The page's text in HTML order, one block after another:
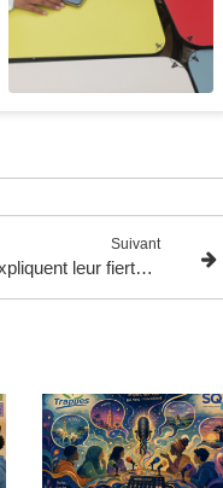
Suivant
Nora, Inès et Noura expliquent leur fierté d'avoir une double (voire une triple) origine